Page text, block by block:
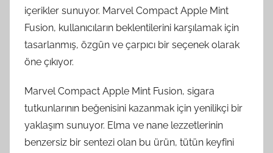
içerikler sunuyor. Marvel Compact Apple Mint
Fusion, kullanıcıların beklentilerini karşılamak için
tasarlanmış, özgün ve çarpıcı bir seçenek olarak
öne çıkıyor.
Marvel Compact Apple Mint Fusion, sigara
tutkunlarının beğenisini kazanmak için yenilikçi bir
yaklaşım sunuyor. Elma ve nane lezzetlerinin
benzersiz bir sentezi olan bu ürün, tütün keyfini